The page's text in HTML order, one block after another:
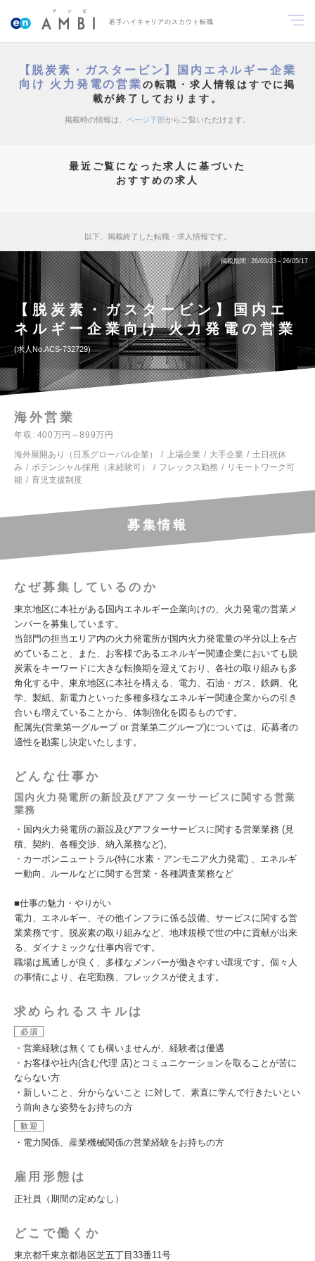
若手ハイキャリアのスカウト転職
【脱炭素・ガスタービン】国内エネルギー企業
向け 火力発電の営業の転職・求人情報はすでに掲
載が終了しております。
掲載時の情報は、 ページ下部からご覧いただけます。
最近ご覧になった求人に基づいた
おすすめの求人
以下、掲載終了した転職・求人情報です。
掲載期間 26/03/23～26/05/17
【脱炭素・ガスタービン】国内エ
ネルギー企業向け 火力発電の営業
求人No.ACS-732729
海外営業
年収
400万円～899万円
海外展開あり（日系グローバル企業）
上場企業 大手企業
土日祝休
み
ポテンシャル採用（未経験可） フレックス勤務
リモートワーク可
能
育児支援制度
募集情報
なぜ募集しているのか
東京地区に本社がある国内エネルギー企業向けの、火力発電の営業メ
ンバーを募集しています。
当部門の担当エリア内の火力発電所が国内火力発電量の半分以上を占
めていること、また、お客様であるエネルギー関連企業においても脱
炭素をキーワードに大きな転換期を迎えており、各社の取り組みも多
角化する中、東京地区に本社を構える、電力、石油・ガス、鉄鋼、化
学、製紙、新電力といった多種多様なエネルギー関連企業からの引き
合いも増えていることから、体制強化を図るものです。
配属先(営業第一グループ or 営業第二グループ)については、応募者の
適性を勘案し決定いたします。
どんな仕事か
国内火力発電所の新設及びアフターサービスに関する営業
業務
・国内火力発電所の新設及びアフターサービスに関する営業業務 (見
積、契約、各種交渉、納入業務など)。
・カーボンニュートラル(特に水素・アンモニア火力発電) 、エネルギ
ー動向、ルールなどに関する営業・各種調査業務など
■仕事の魅力・やりがい
電力、エネルギー、その他インフラに係る設備、サービスに関する営
業業務です。脱炭素の取り組みなど、地球規模で世の中に貢献が出来
る、ダイナミックな仕事内容です。
職場は風通しが良く、多様なメンバーが働きやすい環境です。個々人
の事情により、在宅勤務、フレックスが使えます。
求められるスキルは
必須
・営業経験は無くても構いませんが、経験者は優遇
・お客様や社内(含む代理 店)とコミュニケーションを取ることが苦に
ならない方
・新しいこと、分からないこと に対して、素直に学んで行きたいとい
う前向きな姿勢をお持ちの方
歓迎
・電力関係、産業機械関係の営業経験をお持ちの方
雇用形態は
正社員（期間の定めなし）
どこで働くか
東京都千東京都港区芝五丁目33番11号